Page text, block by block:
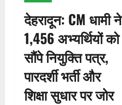
देहरादून: CM धामी ने
1,456 अभ्यर्थियों को
सौंपे नियुक्ति पत्र,
पारदर्शी भर्ती और
शिक्षा सुधार पर जोर